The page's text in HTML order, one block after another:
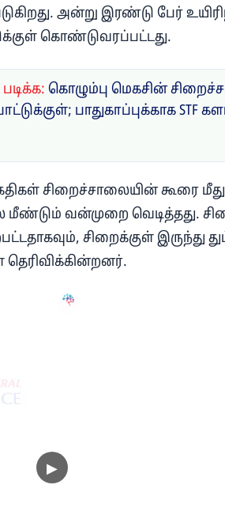
அன்று இரண்டு பேர்
கொண்டுவரப்பட்டது.
கொழும்பு மெகசின்
பாதுகாப்புக்காக STF
சிறைச்சாலையின் கூரை மீது
மீண்டும் வன்முறை வெடித்தது.
சிறைக்குள் இருந்து
தெரிவிக்கின்றனர்.